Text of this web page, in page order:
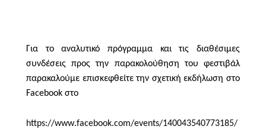
Για το αναλυτικό πρόγραμμα και τις διαθέσιμες
συνδέσεις προς την παρακολούθηση του φεστιβάλ
παρακαλούμε επισκεφθείτε την σχετική εκδήλωση στο
Facebook στο
https://www.facebook.com/events/140043540773185/